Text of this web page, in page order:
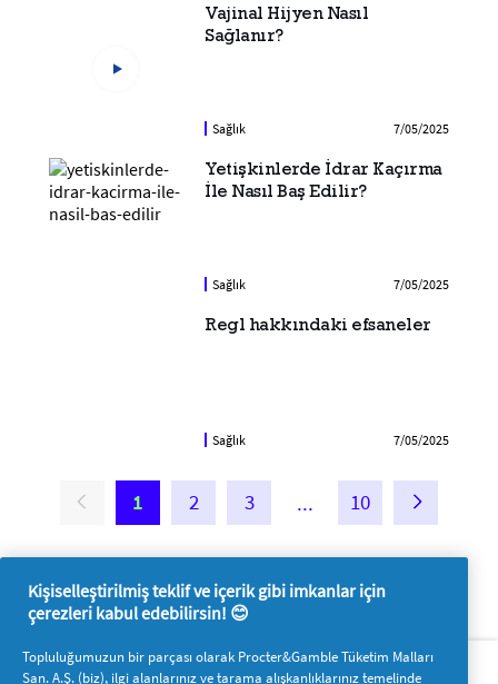
Vajinal Hijyen Nasıl
Sağlanır?
Sağlık 7/05/2025
Yetişkinlerde İdrar Kaçırma
İle Nasıl Baş Edilir?
Sağlık 7/05/2025
Regl hakkındaki efsaneler
Sağlık 7/05/2025
1 2 3 10
Hakkımızda
P&G'ye ulaşın
Kişiselleştirilmiş teklif ve içerik gibi imkanlar için
çerezleri kabul edebilirsin! 😊
Topluluğumuzun bir parçası olarak Procter&Gamble Tüketim Malları
San. A.Ş. (biz), ilgi alanlarınız ve tarama alışkanlıklarınız temelinde